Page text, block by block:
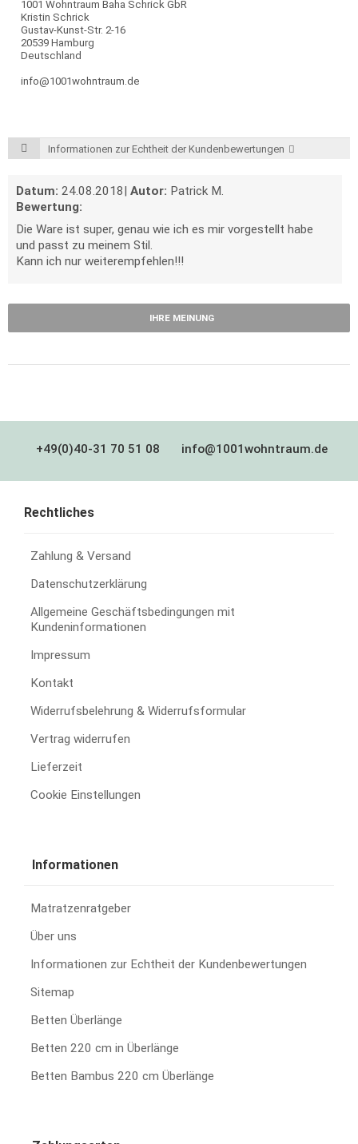
1001 Wohntraum Baha Schrick GbR
Kristin Schrick
Gustav-Kunst-Str. 2-16
20539 Hamburg
Deutschland
info@1001wohntraum.de
Informationen zur Echtheit der Kundenbewertungen
Datum: 24.08.2018| Autor: Patrick M.
Bewertung:
Die Ware ist super, genau wie ich es mir vorgestellt habe
und passt zu meinem Stil.
Kann ich nur weiterempfehlen!!!
IHRE MEINUNG
+49(0)40-31 70 51 08 info@1001wohntraum.de
Rechtliches
Zahlung & Versand
Datenschutzerklärung
Allgemeine Geschäftsbedingungen mit
Kundeninformationen
Impressum
Kontakt
Widerrufsbelehrung & Widerrufsformular
Vertrag widerrufen
Lieferzeit
Cookie Einstellungen
Informationen
Matratzenratgeber
Über uns
Informationen zur Echtheit der Kundenbewertungen
Sitemap
Betten Überlänge
Betten 220 cm in Überlänge
Betten Bambus 220 cm Überlänge